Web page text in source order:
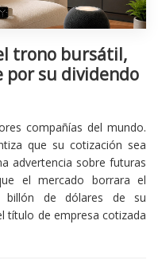
trono bursátil,
por su dividendo
compañías del mundo.
que su cotización sea
advertencia sobre futuras
el mercado borrara el
billón de dólares de su
título de empresa cotizada